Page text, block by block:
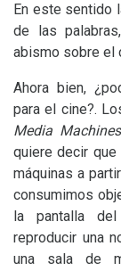
En este sentido
de las
abismo sobre el
Ahora bien,
para el cine?.
Media Machines
quiere decir que
máquinas a
consumimos
la pantalla
reproducir una
una sala de